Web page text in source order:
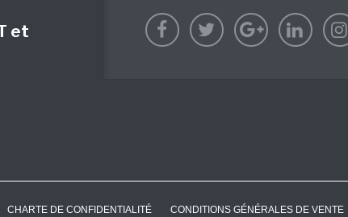
et
CHARTE DE CONFIDENTIALITÉ
CONDITIONS GÉNÉRALES DE VENTE